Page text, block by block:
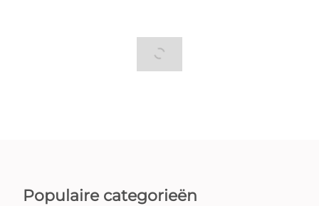
Populaire categorieën